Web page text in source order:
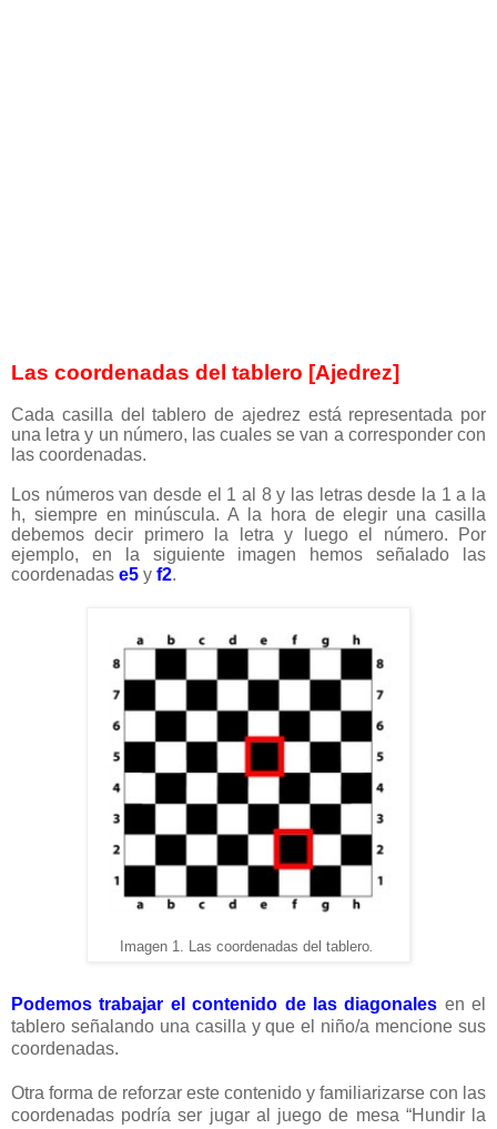
Las coordenadas del tablero [Ajedrez]
Cada casilla del tablero de ajedrez está representada por
una letra y un número, las cuales se van a corresponder con
las coordenadas.
Los números van desde el 1 al 8 y las letras desde la 1 a la
h, siempre en minúscula. A la hora de elegir una casilla
debemos decir primero la letra y luego el número. Por
ejemplo, en la siguiente imagen hemos señalado las
coordenadas e5 y f2.
Imagen 1. Las coordenadas del tablero.
Podemos trabajar el contenido de las diagonales en el
tablero señalando una casilla y que el niño/a mencione sus
coordenadas.
Otra forma de reforzar este contenido y familiarizarse con las
coordenadas podría ser jugar al juego de mesa “Hundir la